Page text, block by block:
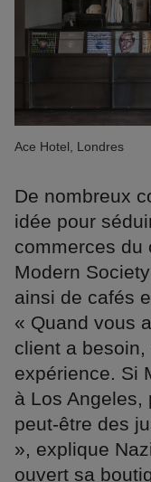
Ace Hotel, Londres
De nombreux
idée pour
commerces du
Modern
ainsi de cafés
« Quand vous
client a
expérience. Si
à Los Angeles,
peut-être des
», explique
ouvert sa